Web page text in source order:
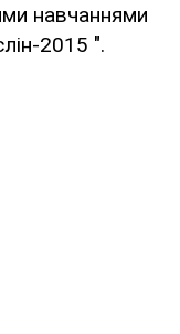
навчаннями
2015 ".